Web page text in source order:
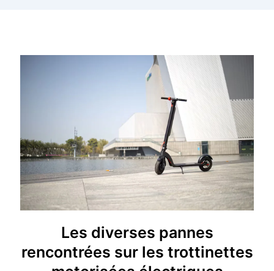
Les diverses pannes
rencontrées sur les trottinettes